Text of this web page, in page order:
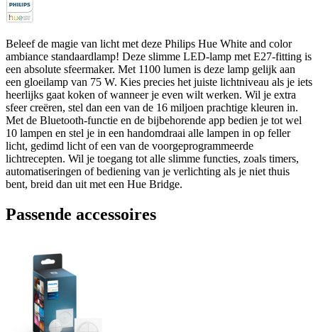
Beleef de magie van licht met deze Philips Hue White and color
ambiance standaardlamp! Deze slimme LED-lamp met E27-fitting is
een absolute sfeermaker. Met 1100 lumen is deze lamp gelijk aan
een gloeilamp van 75 W. Kies precies het juiste lichtniveau als je iets
heerlijks gaat koken of wanneer je even wilt werken. Wil je extra
sfeer creëren, stel dan een van de 16 miljoen prachtige kleuren in.
Met de Bluetooth-functie en de bijbehorende app bedien je tot wel
10 lampen en stel je in een handomdraai alle lampen in op feller
licht, gedimd licht of een van de voorgeprogrammeerde
lichtrecepten. Wil je toegang tot alle slimme functies, zoals timers,
automatiseringen of bediening van je verlichting als je niet thuis
bent, breid dan uit met een Hue Bridge.
Passende accessoires